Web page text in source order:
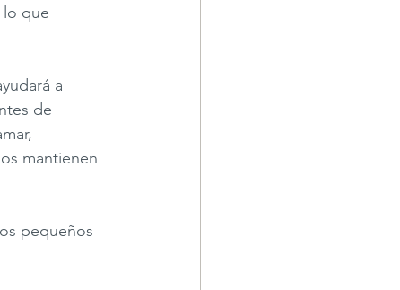
lo que
a
de
mantienen
pequeños